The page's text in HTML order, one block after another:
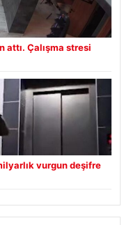
Çalışma stresi
vurgun deşifre